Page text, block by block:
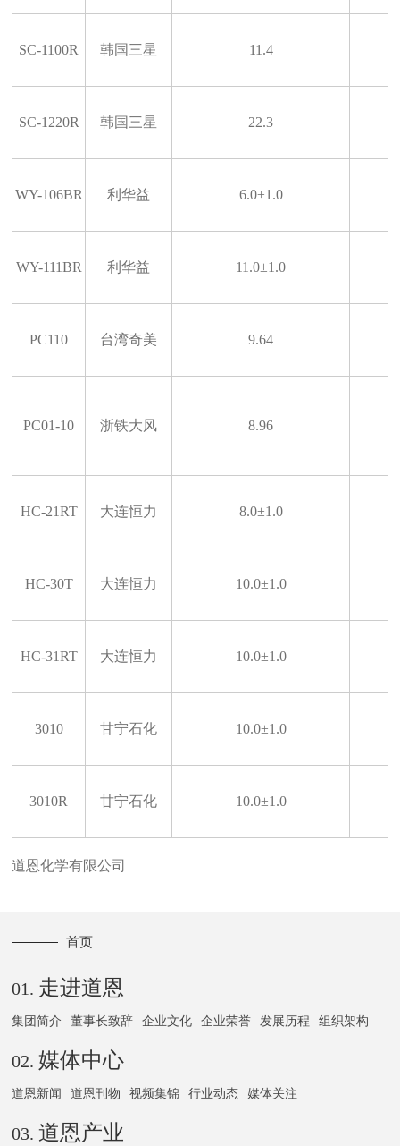
SC-1100R 韩国三星 11.4
SC-1220R 韩国三星 22.3
WY-106BR 利华益 6.0±1.0
WY-111BR 利华益 11.0±1.0
PC110 台湾奇美 9.64
PC01-10 浙铁大风 8.96
HC-21RT 大连恒力 8.0±1.0
HC-30T 大连恒力 10.0±1.0
HC-31RT 大连恒力 10.0±1.0
3010 甘宁石化 10.0±1.0
3010R 甘宁石化 10.0±1.0
道恩化学有限公司
首页
01. 走进道恩
集团简介 董事长致辞 企业文化 企业荣誉 发展历程 组织架构
02.媒体中心
道恩新闻 道恩刊物 视频集锦 行业动态 媒体关注
03.道恩产业